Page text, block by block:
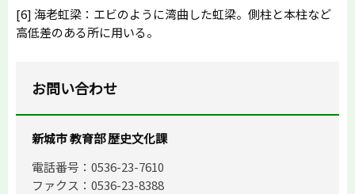
[6] 海老虹梁：エビのように湾曲した虹梁。側柱と本柱など
高低差のある所に用いる。
お問い合わせ
新城市 教育部 歴史文化課
電話番号：0536-23-7610
ファクス：0536-23-8388